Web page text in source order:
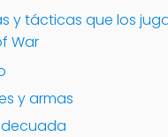
y tácticas que los
War
y armas